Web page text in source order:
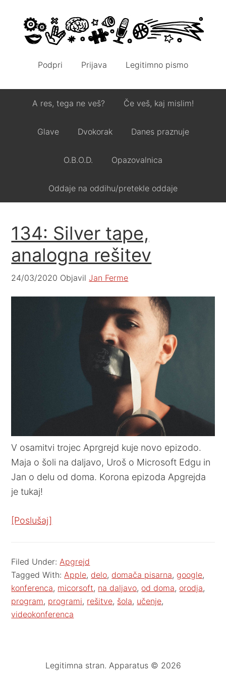
Podpri Prijava Legitimno pismo
A res, tega ne veš? Če veš, kaj mislim!
Glave Dvokorak Danes praznuje
O.B.O.D. Opazovalnica
Oddaje na oddihu/pretekle oddaje
134: Silver tape,
analogna rešitev
24/03/2020 ObjavilJan Ferme
V osamitvi trojec Aprgrejd kuje novo epizodo.
Maja o šoli na daljavo, Uroš o Microsoft Edgu in
Jan o delu od doma. Korona epizoda Apgrejda
je tukaj!
[Poslušaj]
Filed Under:Apgrejd
Tagged With:Apple, delo, domača pisarna, google,
konferenca, micorsoft, na daljavo, od doma, orodja,
program, programi, rešitve, šola, učenje,
videokonferenca
Legitimna stran. Apparatus © 2026